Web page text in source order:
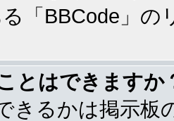
「BBCode」
とはできますか
きるかは掲示板